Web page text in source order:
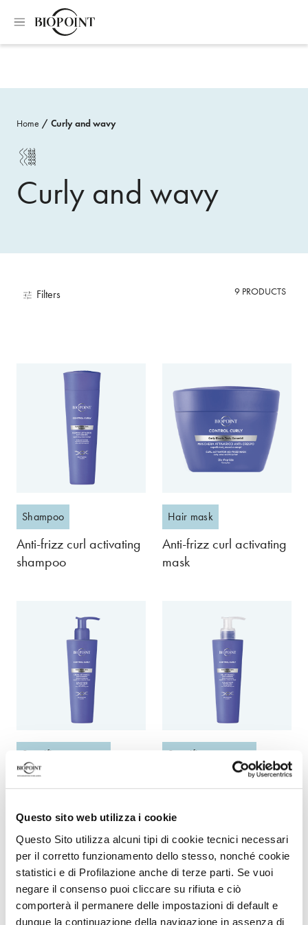
Questo sito web utilizza i cookie
Questo Sito utilizza alcuni tipi di cookie tecnici necessari
per il corretto funzionamento dello stesso, nonché cookie
statistici e di Profilazione anche di terze parti. Se vuoi
negare il consenso puoi cliccare su rifiuta e ciò
comporterà il permanere delle impostazioni di default e
dunque la continuazione della navigazione in assenza di
Home Curly and wavy
Curly and wavy
Filters 9 PRODUCTS
Shampoo
Anti-frizz curl activating
shampoo
Hair mask
Anti-frizz curl activating
mask
Specific treatments
Anti-frizz curl activating
Specific treatments
Anti-frizz curl activating